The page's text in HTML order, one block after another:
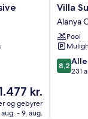
1.477 kr.
kr.
og gebyrer
- 9. aug.
Villa
Hotel
Alanya
Villa
Alanya
Pool
8.2
ud
8,2
231